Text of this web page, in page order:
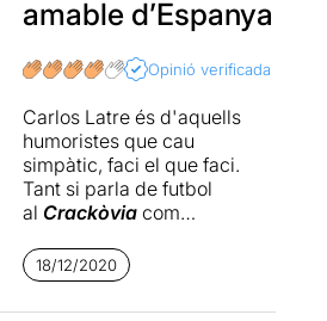
amable d’Espanya
Opinió verificada
Carlos Latreés d'aquells
humoristes que cau
simpàtic, faci el que faci.
Tant si parla de futbol
al Crackòvia com
a Crónicas Marcianas
carame suena
com ningú i l'imaginari
18/12/2020